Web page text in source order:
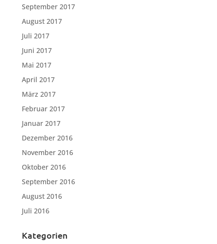
September 2017
August 2017
Juli 2017
Juni 2017
Mai 2017
April 2017
März 2017
Februar 2017
Januar 2017
Dezember 2016
November 2016
Oktober 2016
September 2016
August 2016
Juli 2016
Kategorien